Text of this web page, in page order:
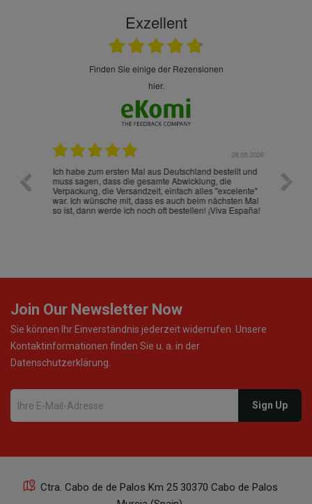
Exzellent
finden Sie einige der Rezensionen
hier.
28.05.2026
Ich habe zum ersten Mal aus Deutschland bestellt und
muss sagen, dass die gesamte Abwicklung, die
Verpackung, die Versandzeit, einfach alles "excelente"
war. Ich wünsche mit, dass es auch beim nächsten Mal
so ist, dann werde ich noch oft bestellen! ¡Viva España!
Die
gut
ist
Join Our Newsletter Now
Sie können Ihr Einverständnis jederzeit widerrufen. Unsere
Kontaktinformationen finden Sie u. a. in der
Datenschutzerklärung.
Ctra. Cabo de de Palos Km 25 30370 Cabo de Palos